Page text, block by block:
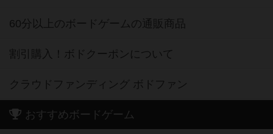
60分以上のボードゲームの通販商品
割引購入！ボドクーポンについて
クラウドファンディング ボドファン
おすすめボードゲーム